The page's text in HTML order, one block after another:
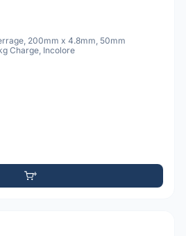
200mm x 4.8mm, 50mm
Charge, Incolore